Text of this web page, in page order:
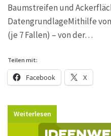
Baumstreifen und
DatengrundlageMithilfe
(je 7 Fallen) – von der…
Teilen mit:
Facebook X
Weiterlesen